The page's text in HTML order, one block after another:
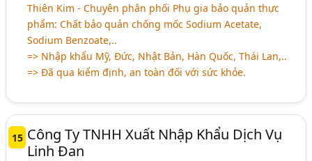
Thiên Kim - Chuyên phân phối Phụ gia bảo quản thực
phẩm: Chất bảo quản chống mốc Sodium Acetate,
Sodium Benzoate,..
=> Nhập khẩu Mỹ, Đức, Nhật Bản, Hàn Quốc, Thái Lan,..
=> Đã qua kiểm định, an toàn đối với sức khỏe.
15 Công Ty TNHH Xuất Nhập Khẩu Dịch Vụ
Linh Đan